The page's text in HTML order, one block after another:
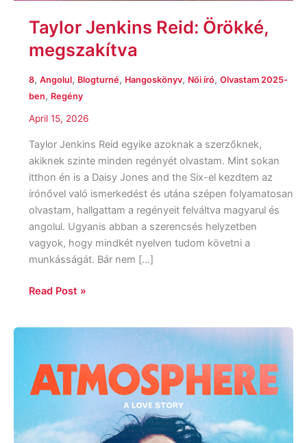
Taylor Jenkins Reid: Örökké,
megszakítva
8, Angolul, Blogturné, Hangoskönyv, Női író, Olvastam 2025-
ben, Regény
April 15, 2026
Taylor Jenkins Reid egyike azoknak a szerzőknek,
akiknek szinte minden regényét olvastam. Mint sokan
itthon én is a Daisy Jones and the Six-el kezdtem az
írónővel való ismerkedést és utána szépen folyamatosan
olvastam, hallgattam a regényeit felváltva magyarul és
angolul. Ugyanis abban a szerencsés helyzetben
vagyok, hogy mindkét nyelven tudom követni a
munkásságát. Bár nem […]
Read Post »
Reid:
Atmosphere